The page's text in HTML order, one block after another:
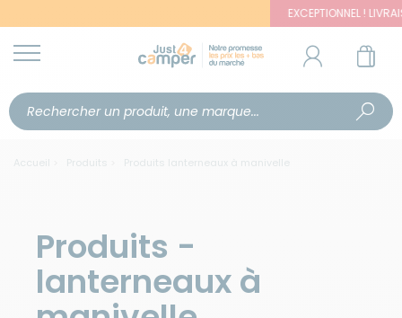
EXCEPTIONNEL ! LIVRAISON
Accueil Produits Produits lanterneaux à manivelle
Produits -
lanterneaux à